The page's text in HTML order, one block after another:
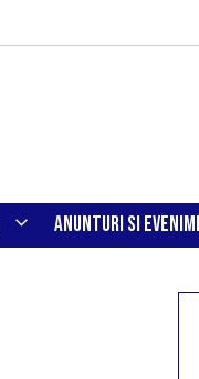
ANUNTURI SI